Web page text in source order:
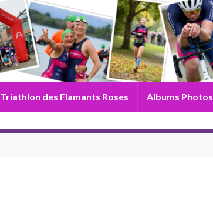
Triathlon des Flamants Roses Albums Photos